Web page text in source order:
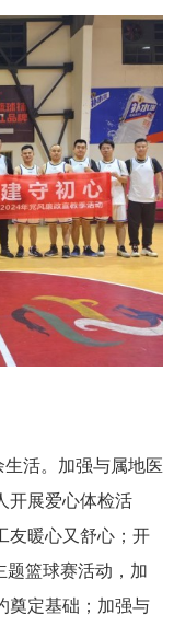
活。加强与属地医
开展爱心体检活
友暖心又舒心；开
题篮球赛活动，加
奠定基础；加强与